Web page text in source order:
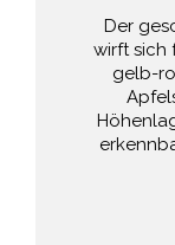
Der
wirft sich
gelb-